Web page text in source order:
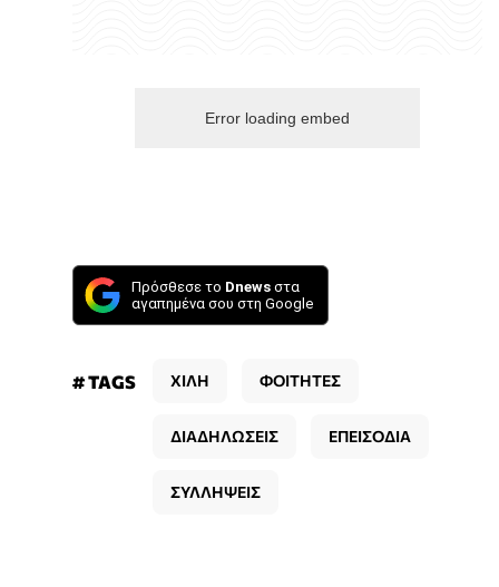
Error loading embed
Πρόσθεσε το Dnews στα
αγαπημένα σου στη Google
# TAGS ΧΙΛΗ ΦΟΙΤΗΤΕΣ
ΔΙΑΔΗΛΩΣΕΙΣ ΕΠΕΙΣΟΔΙΑ
ΣΥΛΛΗΨΕΙΣ